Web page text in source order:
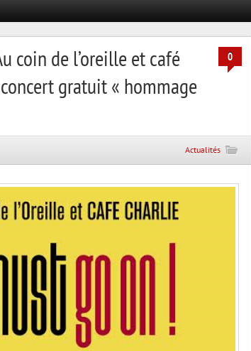
coin de l’oreille et café
gratuit « hommage
0
Actualités